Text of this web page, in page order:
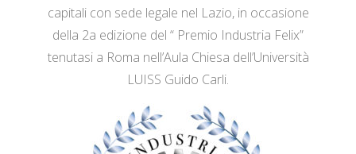
capitali con sede legale nel Lazio, in occasione
della 2a edizione del “ Premio Industria Felix”
tenutasi a Roma nell’Aula Chiesa dell’Università
LUISS Guido Carli.